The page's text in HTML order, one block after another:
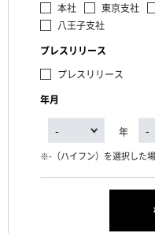
本社
東京支社
八王子支社
プレスリリース
プレスリリース
年月
年
-（ハイフン）を選択した